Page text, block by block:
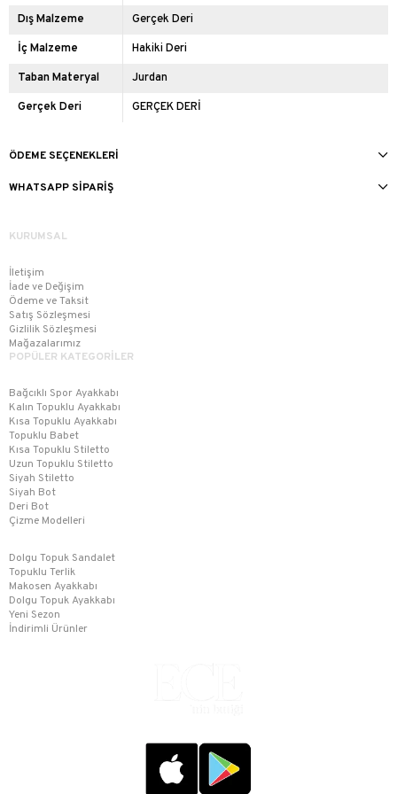
Dış Malzeme Gerçek Deri
İç Malzeme Hakiki Deri
Taban Materyal Jurdan
Gerçek Deri GERÇEK DERİ
ÖDEME SEÇENEKLERI
WHATSAPP SIPARIŞ
KURUMSAL
İletişim
İade ve Değişim
Ödeme ve Taksit
Satış Sözleşmesi
Gizlilik Sözleşmesi
Mağazalarımız
POPÜLER KATEGORİLER
Bağcıklı Spor Ayakkabı
Kalın Topuklu Ayakkabı
Kısa Topuklu Ayakkabı
Topuklu Babet
Kısa Topuklu Stiletto
Uzun Topuklu Stiletto
Siyah Stiletto
Siyah Bot
Deri Bot
Çizme Modelleri
Dolgu Topuk Sandalet
Topuklu Terlik
Makosen Ayakkabı
Dolgu Topuk Ayakkabı
Yeni Sezon
İndirimli Ürünler